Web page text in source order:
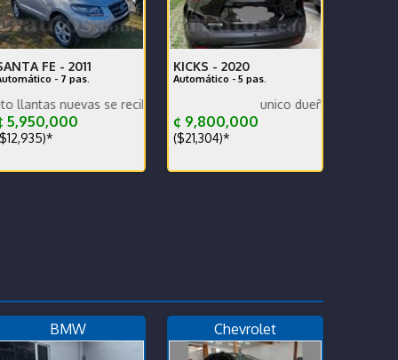
FE - 2011
- 7 pas.
se recibe y se financia traspaso incluido en efectivo
5,950,000
KICKS - 2020
Automático - 5 pas.
unico dueño
¢ 9,800,000
($21,304)*
BMW Chevrolet